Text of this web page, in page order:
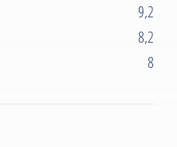
9,2
8,2
8